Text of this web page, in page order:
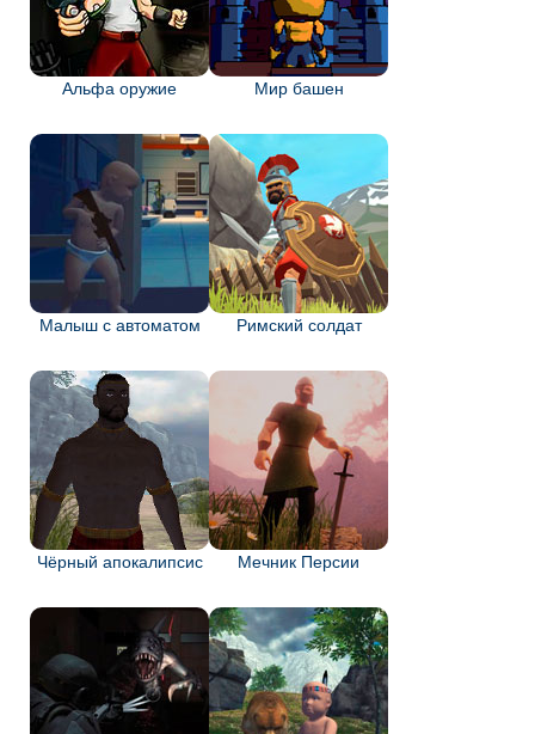
Альфа оружие Мир башен
Малыш с автоматом Римский солдат
Чёрный апокалипсис Мечник Персии